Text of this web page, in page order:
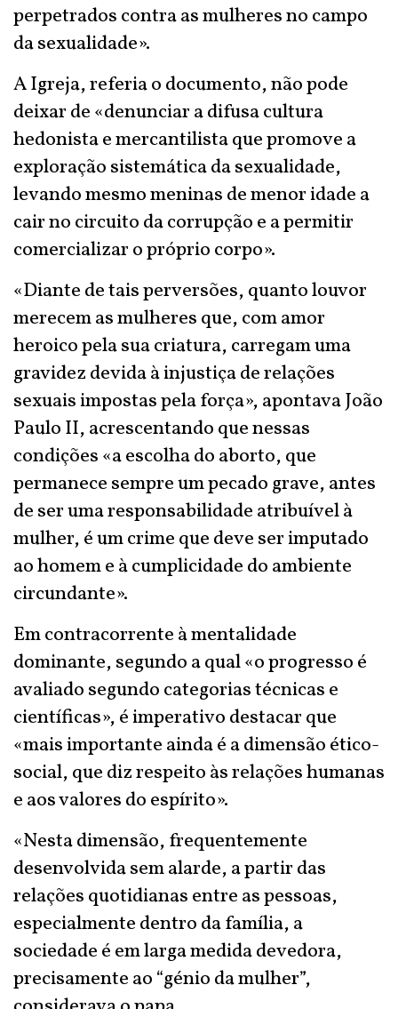
perpetrados contra as mulheres no campo
da sexualidade».
A Igreja, referia o documento, não pode
deixar de «denunciar a difusa cultura
hedonista e mercantilista que promove a
exploração sistemática da sexualidade,
levando mesmo meninas de menor idade a
cair no circuito da corrupção e a permitir
comercializar o próprio corpo».
«Diante de tais perversões, quanto louvor
merecem as mulheres que, com amor
heroico pela sua criatura, carregam uma
gravidez devida à injustiça de relações
sexuais impostas pela força», apontava João
Paulo II, acrescentando que nessas
condições «a escolha do aborto, que
permanece sempre um pecado grave, antes
de ser uma responsabilidade atribuível à
mulher, é um crime que deve ser imputado
ao homem e à cumplicidade do ambiente
circundante».
Em contracorrente à mentalidade
dominante, segundo a qual «o progresso é
avaliado segundo categorias técnicas e
científicas», é imperativo destacar que
«mais importante ainda é a dimensão ético-
social, que diz respeito às relações humanas
e aos valores do espírito».
«Nesta dimensão, frequentemente
desenvolvida sem alarde, a partir das
relações quotidianas entre as pessoas,
especialmente dentro da família, a
sociedade é em larga medida devedora,
precisamente ao “génio da mulher”,